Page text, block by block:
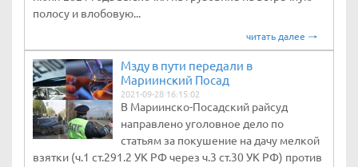
полосу и влобовую...
читать далее
Мзду в пути передали в
Мариинский Посад
2021-09-28 16:15:02
В Мариинско-Посадский райсуд
направлено уголовное дело по
статьям за покушение на дачу мелкой
взятки (ч.1 ст.291.2 УК РФ через ч.3 ст.30 УК РФ) против